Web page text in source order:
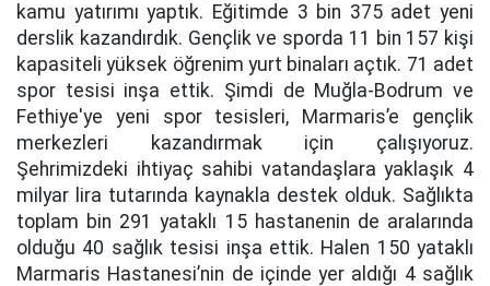
kamu yatırımı yaptık. Eğitimde 3 bin 375 adet yeni
derslik kazandırdık. Gençlik ve sporda 11 bin 157 kişi
kapasiteli yüksek öğrenim yurt binaları açtık. 71 adet
spor tesisi inşa ettik. Şimdi de Muğla-Bodrum ve
Fethiye'ye yeni spor tesisleri, Marmaris’e gençlik
merkezleri kazandırmak için çalışıyoruz.
Şehrimizdeki ihtiyaç sahibi vatandaşlara yaklaşık 4
milyar lira tutarında kaynakla destek olduk. Sağlıkta
toplam bin 291 yataklı 15 hastanenin de aralarında
olduğu 40 sağlık tesisi inşa ettik. Halen 150 yataklı
Marmaris Hastanesi’nin de içinde yer aldığı 4 sağlık